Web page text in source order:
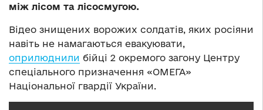
між лісом та лісосмугою.
Відео знищених ворожих солдатів, яких росіяни
навіть не намагаються евакуювати,
оприлюднили бійці 2 окремого загону Центру
спеціального призначення «ОМЕГА»
Національної гвардії України.